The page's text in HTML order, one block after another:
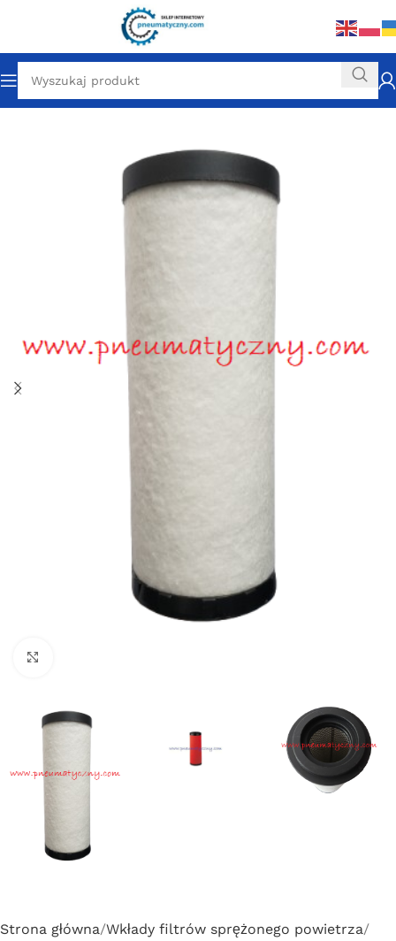
Strona główna Wkłady filtrów sprężonego powietrza